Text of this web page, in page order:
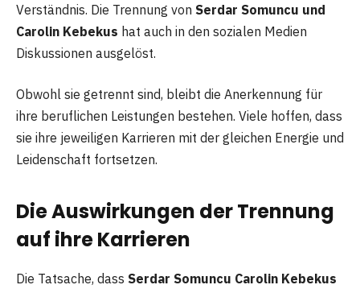
Verständnis. Die Trennung von Serdar Somuncu und
Carolin Kebekus hat auch in den sozialen Medien
Diskussionen ausgelöst.
Obwohl sie getrennt sind, bleibt die Anerkennung für
ihre beruflichen Leistungen bestehen. Viele hoffen, dass
sie ihre jeweiligen Karrieren mit der gleichen Energie und
Leidenschaft fortsetzen.
Die Auswirkungen der Trennung
auf ihre Karrieren
Die Tatsache, dass Serdar Somuncu Carolin Kebekus